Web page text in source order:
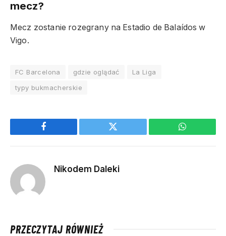
mecz?
Mecz zostanie rozegrany na Estadio de Balaídos w
Vigo.
FC Barcelona gdzie oglądać
La Liga
typy bukmacherskie
Facebook Twitter WhatsApp
Nikodem Daleki
PRZECZYTAJ RÓWNIEŻ